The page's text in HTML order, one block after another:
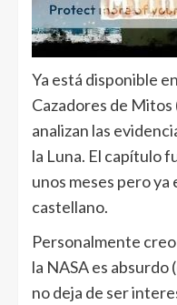
Ya está disponible en
Cazadores de Mitos
analizan las
la Luna. El capítulo
unos meses pero
castellano.
Personalmente
la NASA es
no deja de ser